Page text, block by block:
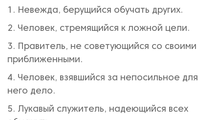
1. Невежда, берущийся обучать других.
2. Человек, стремящийся к ложной цели.
3. Правитель, не советующийся со своими
приближенными.
4. Человек, взявшийся за непосильное для
него дело.
5. Лукавый служитель, надеющийся всех